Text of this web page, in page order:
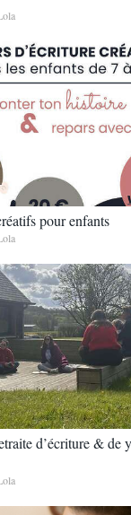
pour enfants
d’écriture & de